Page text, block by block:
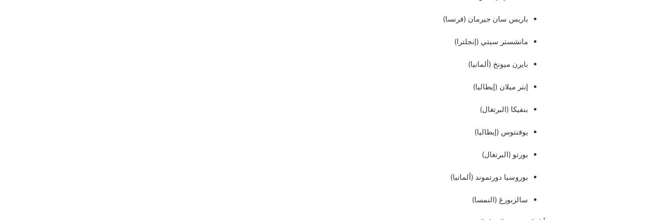
باريس سان جيرمان (فرنسا)
مانشستر سيتي (إنجلترا)
بايرن ميونخ (ألمانيا)
إنتر ميلان (إيطاليا)
بنفيكا (البرتغال)
يوفنتوس (إيطاليا)
بورتو (البرتغال)
بوروسيا دورتموند (ألمانيا)
سالزبورغ (النمسا)